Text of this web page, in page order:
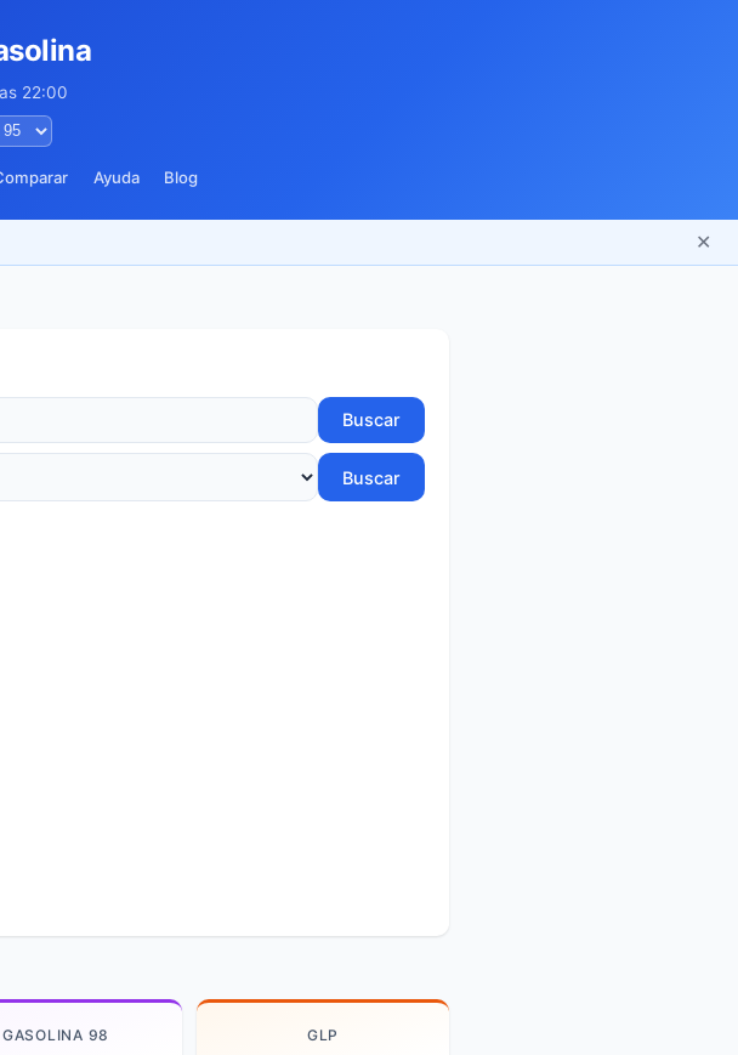
22:00
Ayuda Blog
✕
Buscar
Buscar
GASOLINA 98 GLP